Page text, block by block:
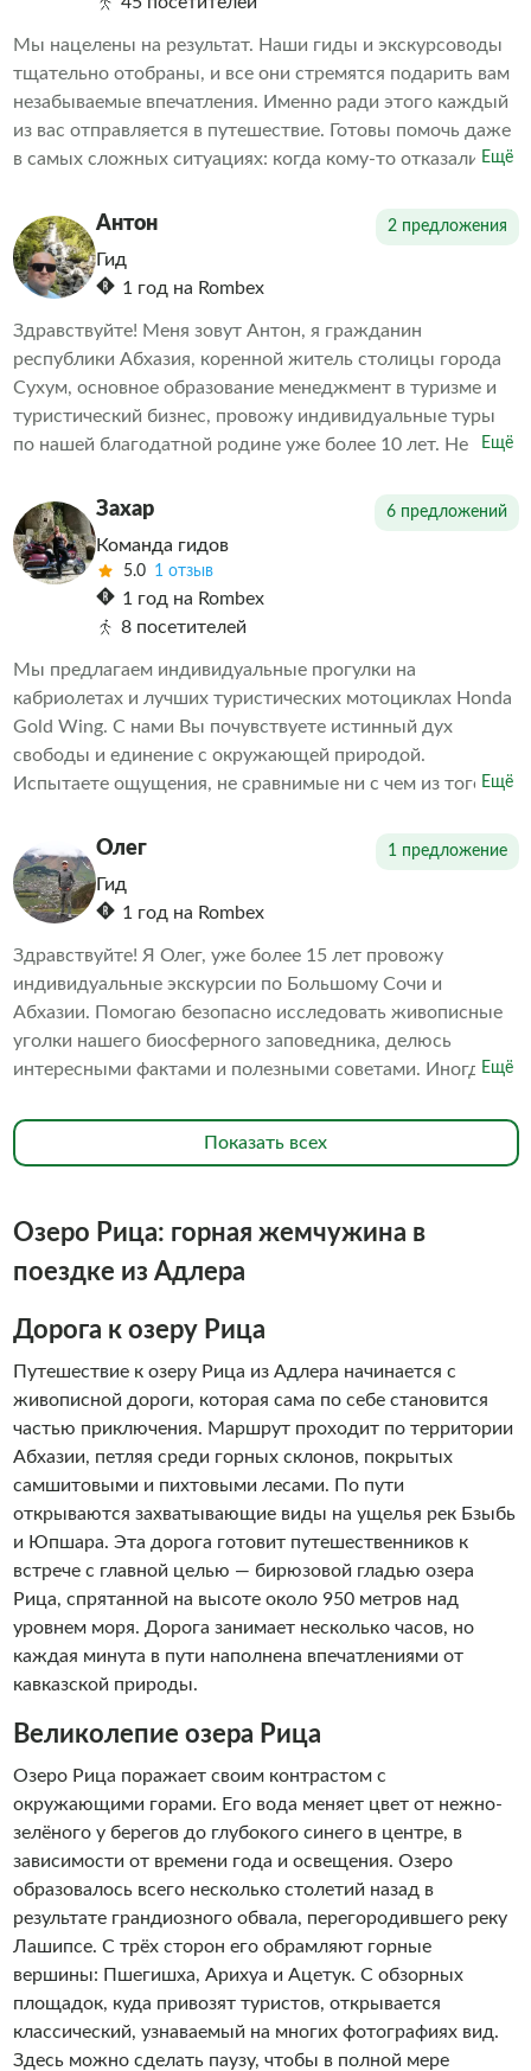
Мы нацелены на результат. Наши гиды и экскурсоводы
тщательно отобраны, и все они стремятся подарить вам
незабываемые впечатления. Именно ради этого каждый
из вас отправляется в путешествие. Готовы помочь даже
в самых сложных ситуациях: когда кому-то отказали в
впечатления от проведенных экскурсий другими
организаторами. Делаем всё возможное, чтобы наши
клиенты остались довольны. А дальше выбор за вами
Ещё
Антон 2 предложения
Гид
1 год на Rombex
Здравствуйте! Меня зовут Антон, я гражданин
республики Абхазия, коренной житель столицы города
Сухум, основное образование менеджмент в туризме и
туристический бизнес, провожу индивидуальные туры
по нашей благодатной родине уже более 10 лет. Не
страной, с культурой, бытом и историей титульной нации
и многонационального народа Абхазии. На этой
экскурсии будут учитаны все Ваши пожелания и
выполнены по мере возможности, точное время выезда,
маршрут и все нюансы места встречи оговариваются и
Страну Души!!!
Ещё
Захар 6 предложений
Команда гидов
5.0 1 отзыв
1 год на Rombex
8 посетителей
Мы предлагаем индивидуальные прогулки на
кабриолетах и лучших туристических мотоциклах Honda
Gold Wing. С нами Вы почувствуете истинный дух
свободы и единение с окружающей природой.
Испытаете ощущения, не сравнимые ни с чем из того,Ещё
Олег 1 предложение
Гид
1 год на Rombex
Здравствуйте! Я Олег, уже более 15 лет провожу
индивидуальные экскурсии по Большому Сочи и
Абхазии. Помогаю безопасно исследовать живописные
уголки нашего биосферного заповедника, делюсь
интересными фактами и полезными советами. Иногда
свежем воздухе. Подсказываю, где сделать самые
красивые фотографии и как поймать лучший ракурс.
Ещё
Показать всех
Озеро Рица: горная жемчужина в
поездке из Адлера
Дорога к озеру Рица
Путешествие к озеру Рица из Адлера начинается с
живописной дороги, которая сама по себе становится
частью приключения. Маршрут проходит по территории
Абхазии, петляя среди горных склонов, покрытых
самшитовыми и пихтовыми лесами. По пути
открываются захватывающие виды на ущелья рек Бзыбь
и Юпшара. Эта дорога готовит путешественников к
встрече с главной целью — бирюзовой гладью озера
Рица, спрятанной на высоте около 950 метров над
уровнем моря. Дорога занимает несколько часов, но
каждая минута в пути наполнена впечатлениями от
кавказской природы.
Великолепие озера Рица
Озеро Рица поражает своим контрастом с
окружающими горами. Его вода меняет цвет от нежно-
зелёного у берегов до глубокого синего в центре, в
зависимости от времени года и освещения. Озеро
образовалось всего несколько столетий назад в
результате грандиозного обвала, перегородившего реку
Лашипсе. С трёх сторон его обрамляют горные
вершины: Пшегишха, Арихуа и Ацетук. С обзорных
площадок, куда привозят туристов, открывается
классический, узнаваемый на многих фотографиях вид.
Здесь можно сделать паузу, чтобы в полной мере